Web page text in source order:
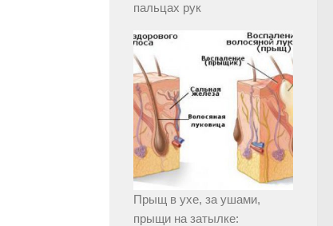
пальцах рук
Прыщ в ухе, за ушами,
прыщи на затылке: